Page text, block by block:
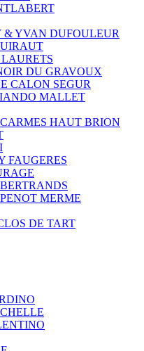
YVAN DUFOULEUR
DU GRAVOUX
CALON SEGUR
MALLET
HAUT BRION
FAUGERES
MERME
DE TART